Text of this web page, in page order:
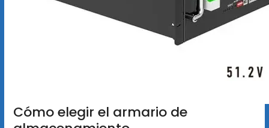
Cómo elegir el armario de